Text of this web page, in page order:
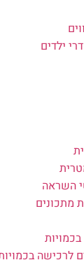
ילדים
השראה
מתכונים
לרכישה בכמויות